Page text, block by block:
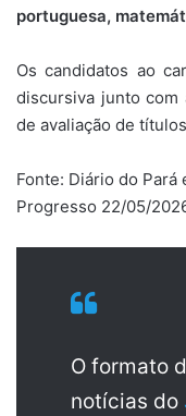
portuguesa,
Os candidatos ao
discursiva junto com
de avaliação de
Fonte: Diário do Pará
Progresso 22/05/
O formato
notícias do